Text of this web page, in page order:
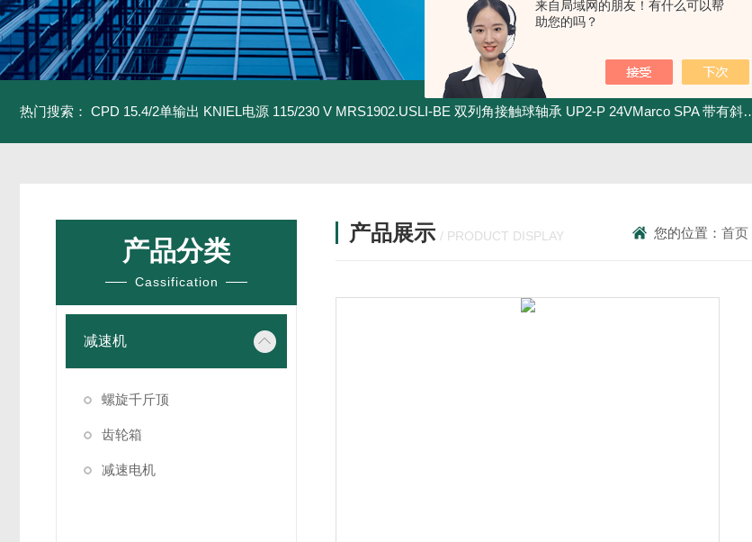
来自局域网的朋友！有什么可以帮
助您的吗？
热门搜索： CPD 15.4/2单输出 KNIEL电源 115/230 V MRS1902.USLI-BE 双列角接触球轴承 UP2-P 24VMarco SPA 带有斜齿轮青铜润滑油泵
产品分类
Cassification
减速机
螺旋千斤顶
齿轮箱
减速电机
产品展示 / PRODUCT DISPLAY 您的位置： 首页